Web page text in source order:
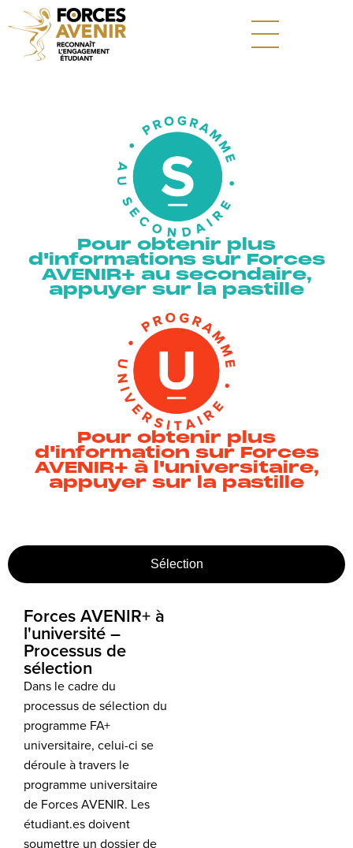
Pour obtenir plus
d'informations sur Forces
AVENIR+ au secondaire,
appuyer sur la pastille
Pour obtenir plus
d'information sur Forces
AVENIR+ à l'universitaire,
appuyer sur la pastille
Sélection
Forces AVENIR+ à
l'université –
Processus de
sélection
Dans le cadre du
processus de sélection du
programme FA+
universitaire, celui-ci se
déroule à travers le
programme universitaire
de Forces AVENIR. Les
étudiant.es doivent
soumettre un dossier de